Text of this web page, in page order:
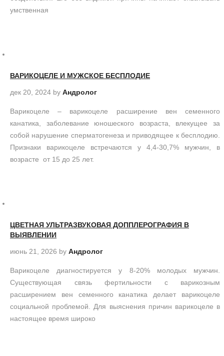
умственная
ВАРИКОЦЕЛЕ И МУЖСКОЕ БЕСПЛОДИЕ
дек 20, 2024 by Андролог
Варикоцеле – варикоцеле расширение вен семенного
канатика, заболевание юношеского возраста, влекущее за
собой нарушение сперматогенеза и приводящее к бесплодию.
Признаки варикоцеле встречаются у 4,4-30,7% мужчин, в
возрасте от 15 до 25 лет.
ЦВЕТНАЯ УЛЬТРАЗВУКОВАЯ ДОППЛЕРОГРАФИЯ В
ВЫЯВЛЕНИИ
июнь 21, 2026 by Андролог
Варикоцеле диагностируется у 8-20% молодых мужчин.
Существующая связь фертильности с варикозным
расширением вен семенного канатика делает варикоцеле
социальной проблемой. Для выяснения причин варикоцеле в
настоящее время широко